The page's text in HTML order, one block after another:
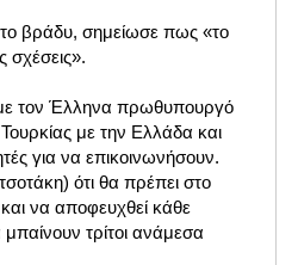
βράδυ, σημείωσε πως «το
σχέσεις».
τον Έλληνα πρωθυπουργό
με την Ελλάδα και
για να επικοινωνήσουν.
ότι θα πρέπει στο
να αποφευχθεί κάθε
τρίτοι ανάμεσα